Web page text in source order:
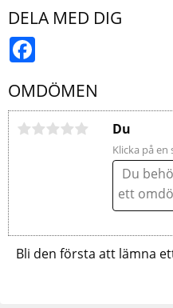
DELA MED DIG
OMDÖMEN
Du
Klicka på
Bli den första att lämna